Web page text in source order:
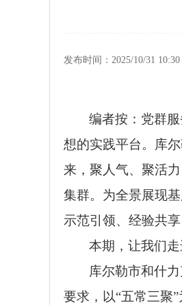
发布时间：2025/10/31 10:30
编者按：党群
想的实践平台。库
来，聚人气、聚活
集群。为全景展现
示范引领、经验共
本期，让我们
库尔勒市和什
要求，以“五常三聚